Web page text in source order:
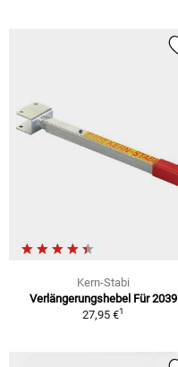
Kern-Stabi
Verlängerungshebel Für 2039
27,95 €1